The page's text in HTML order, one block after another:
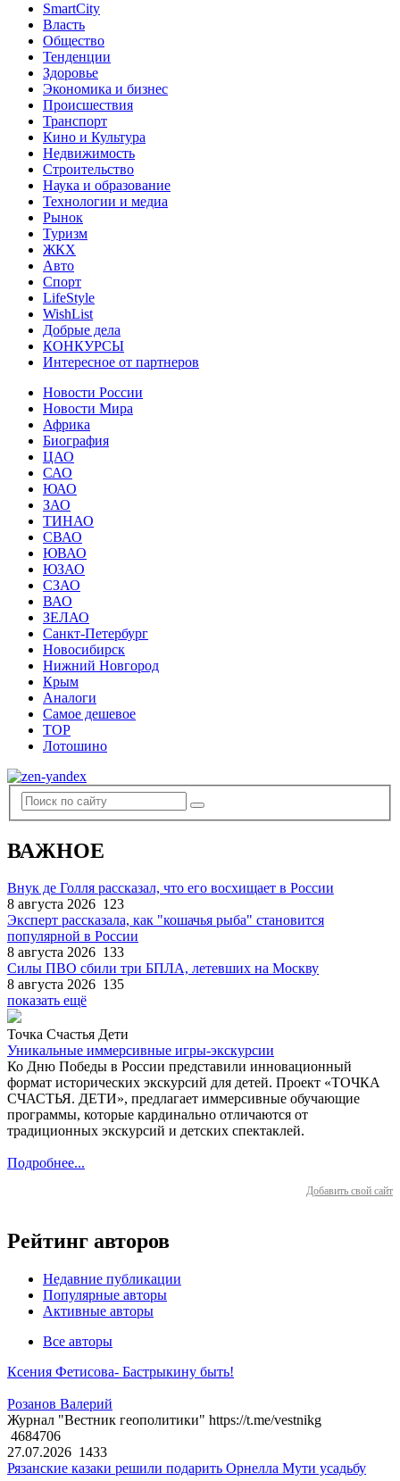
SmartCity
Власть
Общество
Тенденции
Здоровье
Экономика и бизнес
Происшествия
Транспорт
Кино и Культура
Недвижимость
Строительство
Наука и образование
Технологии и медиа
Рынок
Туризм
ЖКХ
Авто
Спорт
LifeStyle
WishList
Добрые дела
КОНКУРСЫ
Интересное от партнеров
Новости России
Новости Мира
Африка
Биография
ЦАО
САО
ЮАО
ЗАО
ТИНАО
СВАО
ЮВАО
ЮЗАО
СЗАО
ВАО
ЗЕЛАО
Санкт-Петербург
Новосибирск
Нижний Новгород
Крым
Аналоги
Самое дешевое
TOP
Лотошино
ВАЖНОЕ
Внук де Голля рассказал, что его восхищает в России
8 августа 2026 123
Эксперт рассказала, как "кошачья рыба" становится
популярной в России
8 августа 2026 133
Силы ПВО сбили три БПЛА, летевших на Москву
8 августа 2026 135
показать ещё
Точка Счастья Дети
Уникальные иммерсивные игры-экскурсии
Ко Дню Победы в России представили инновационный
формат исторических экскурсий для детей. Проект «ТОЧКА
СЧАСТЬЯ. ДЕТИ», предлагает иммерсивные обучающие
программы, которые кардинально отличаются от
традиционных экскурсий и детских спектаклей.
Подробнее...
Добавить свой сайт
Рейтинг авторов
Недавние публикации
Популярные авторы
Активные авторы
Все авторы
Ксения Фетисова- Бастрыкину быть!
Розанов Валерий
Журнал "Вестник геополитики" https://t.me/vestnikg
4684706
27.07.2026 1433
Рязанские казаки решили подарить Орнелла Мути усадьбу